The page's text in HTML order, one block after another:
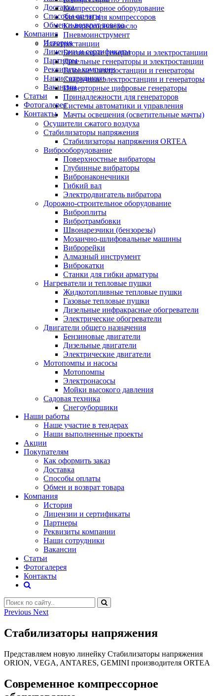
Доставка
Способы оплаты
Обмен и возврат товара
Компания
История
Лицензии и сертификаты
Партнеры
Реквизиты компании
Наши сотрудники
Вакансии
Статьи
Фотогалерея
Контакты
Компрессорное оборудование
Запчасти для компрессоров
Компрессорное масло
Пневмоинструмент
Электростанции
Бензиновые генераторы и электростанции
Дизельные генераторы и электростанции
Газовые электростанции и генераторы
Сварочные электростанции и генераторы
Инверторные цифровые генераторы
Принадлежности для генераторов
Системы автоматики и управления
Мачты освещения (осветительные мачты)
Осушители сжатого воздуха
Cтабилизаторы напряжения
Стабилизаторы напряжения ORTEA
Виброоборудование
Поверхностные вибраторы
Глубинные вибраторы
Вибронаконечники
Гибкий вал
Электродвигатель вибратора
Дорожно-строительное оборудование
Виброплиты
Вибротрамбовки
Швонарезчики (бензорезы)
Мозаично-шлифовальные машины
Виброрейки
Алмазный инструмент
Виброкатки
Станки для гибки арматуры
Нагреватели и тепловые пушки
Жидкотопливные тепловые пушки
Газовые тепловые пушки
Дизельные инфракрасные обогреватели
Электрические обогреватели
Двигатели общего назначения
Бензиновые двигатели
Дизельные двигатели
Электрические двигатели
Мотопомпы и насосы
Мотопомпы
Электронасосы
Мойки высокого давления
Садовая техника
Снегоуборщики
Наши работы
Наше участие в тендерах
Наши выполненные проекты
Акции
Покупателям
Как оформить заказ
Доставка
Способы оплаты
Обмен и возврат товара
Компания
История
Лицензии и сертификаты
Партнеры
Реквизиты компании
Наши сотрудники
Вакансии
Статьи
Фотогалерея
Контакты
Previous Next
Стабилизаторы напряжения
Представляем новую линейку Стабилизаторы напряжения
ORION, VEGA, ANTARES, GEMINI производителя ORTEA
Современное компрессорное